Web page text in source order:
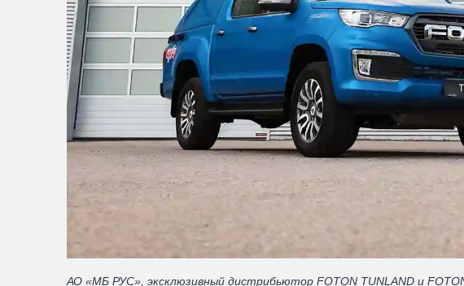
АО «МБ РУС», эксклюзивный дистрибьютор FOTON TUNLAND и